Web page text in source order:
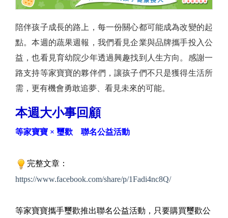
陪伴孩子成長的路上，每一份關心都可能成為改變的起
點。本週的蔬果週報，我們看見企業與品牌攜手投入公
益，也看見育幼院少年透過興趣找到人生方向。感謝一
路支持等家寶寶的夥伴們，讓孩子們不只是獲得生活所
需，更有機會勇敢追夢、看見未來的可能。
本週大小事回顧
等家寶寶 × 璽歡 聯名公益活動
完整文章：
https://www.facebook.com/share/p/1Fadi4nc8Q/
等家寶寶攜手璽歡推出聯名公益活動，只要購買璽歡公